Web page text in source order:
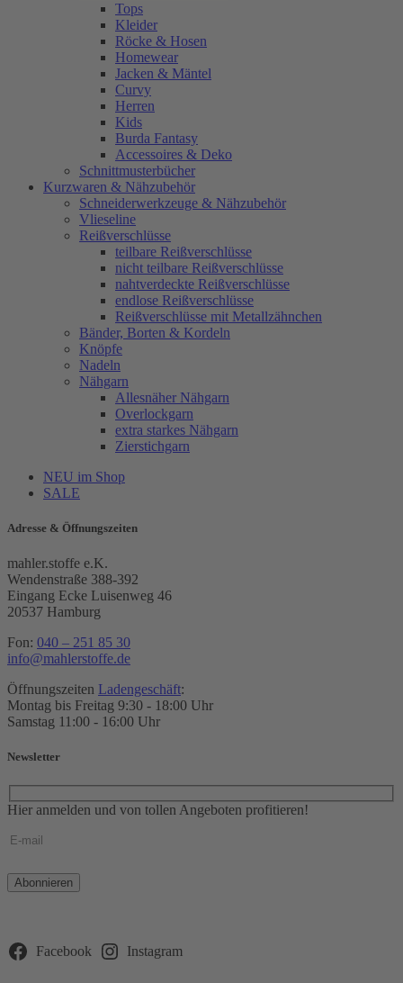
Tops
Kleider
Röcke & Hosen
Homewear
Jacken & Mäntel
Curvy
Herren
Kids
Burda Fantasy
Accessoires & Deko
Schnittmusterbücher
Kurzwaren & Nähzubehör
Schneiderwerkzeuge & Nähzubehör
Vlieseline
Reißverschlüsse
teilbare Reißverschlüsse
nicht teilbare Reißverschlüsse
nahtverdeckte Reißverschlüsse
endlose Reißverschlüsse
Reißverschlüsse mit Metallzähnchen
Bänder, Borten & Kordeln
Knöpfe
Nadeln
Nähgarn
Allesnäher Nähgarn
Overlockgarn
extra starkes Nähgarn
Zierstichgarn
NEU im Shop
SALE
Adresse & Öffnungszeiten
mahler.stoffe e.K.
Wendenstraße 388-392
Eingang Ecke Luisenweg 46
20537 Hamburg
Fon: 040 – 251 85 30
info@mahlerstoffe.de
Öffnungszeiten Ladengeschäft:
Montag bis Freitag 9:30 - 18:00 Uhr
Samstag 11:00 - 16:00 Uhr
Newsletter
Hier anmelden und von tollen Angeboten profitieren!
Bitte
lasse
leer.
Facebook Instagram